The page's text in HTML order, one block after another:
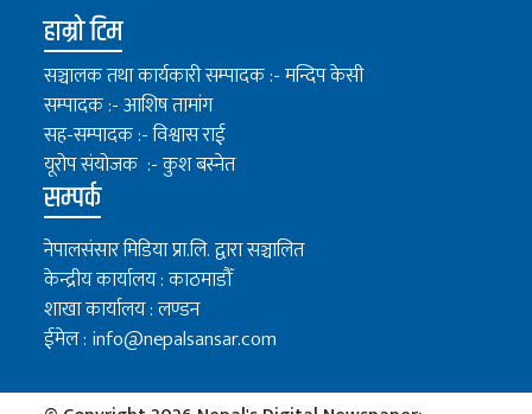
हाम्रो टिम
सञ्चालक तथा कार्यकारी सम्पादक :- मन्दिप केसी
सम्पादक :- आशिष तामांग
सह-सम्पादक :- विश्वास राई
यूरोप संयोजक :- कुश बस्नेत
सम्पर्क
नेपालसंसार मिडिया प्रा.लि. द्वारा सञ्चालित
केन्द्रीय कार्यालय : काठमाडौँ
शाखा कार्यालय : लण्डन
ईमेल : info@nepalsansar.com